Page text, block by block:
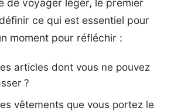
ce qui est essentiel pour
moment pour réfléchir :
articles dont vous ne pouvez
?
vêtements que vous portez le